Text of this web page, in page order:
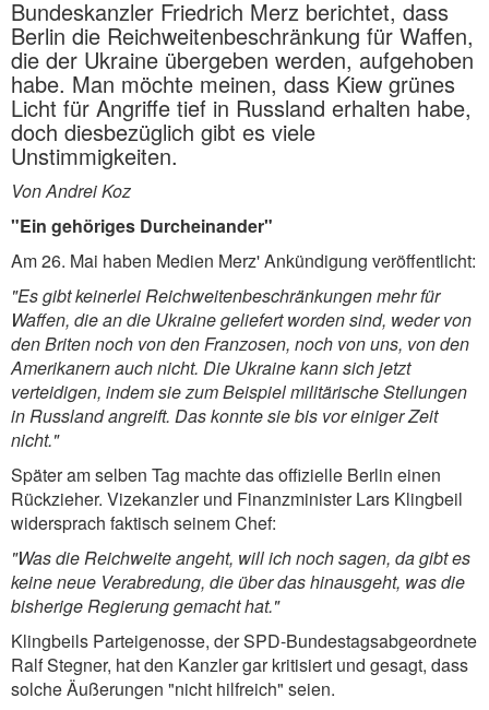
Bundeskanzler Friedrich Merz berichtet, dass
Berlin die Reichweitenbeschränkung für Waffen,
die der Ukraine übergeben werden, aufgehoben
habe. Man möchte meinen, dass Kiew grünes
Licht für Angriffe tief in Russland erhalten habe,
doch diesbezüglich gibt es viele
Unstimmigkeiten.
Von Andrei Koz
"Ein gehöriges Durcheinander"
Am 26. Mai haben Medien Merz' Ankündigung veröffentlicht:
"Es gibt keinerlei Reichweitenbeschränkungen mehr für
Waffen, die an die Ukraine geliefert worden sind, weder von
den Briten noch von den Franzosen, noch von uns, von den
Amerikanern auch nicht. Die Ukraine kann sich jetzt
verteidigen, indem sie zum Beispiel militärische Stellungen
in Russland angreift. Das konnte sie bis vor einiger Zeit
nicht."
Später am selben Tag machte das offizielle Berlin einen
Rückzieher. Vizekanzler und Finanzminister Lars Klingbeil
widersprach faktisch seinem Chef:
"Was die Reichweite angeht, will ich noch sagen, da gibt es
keine neue Verabredung, die über das hinausgeht, was die
bisherige Regierung gemacht hat."
Klingbeils Parteigenosse, der SPD-Bundestagsabgeordnete
Ralf Stegner, hat den Kanzler gar kritisiert und gesagt, dass
solche Äußerungen "nicht hilfreich" seien.